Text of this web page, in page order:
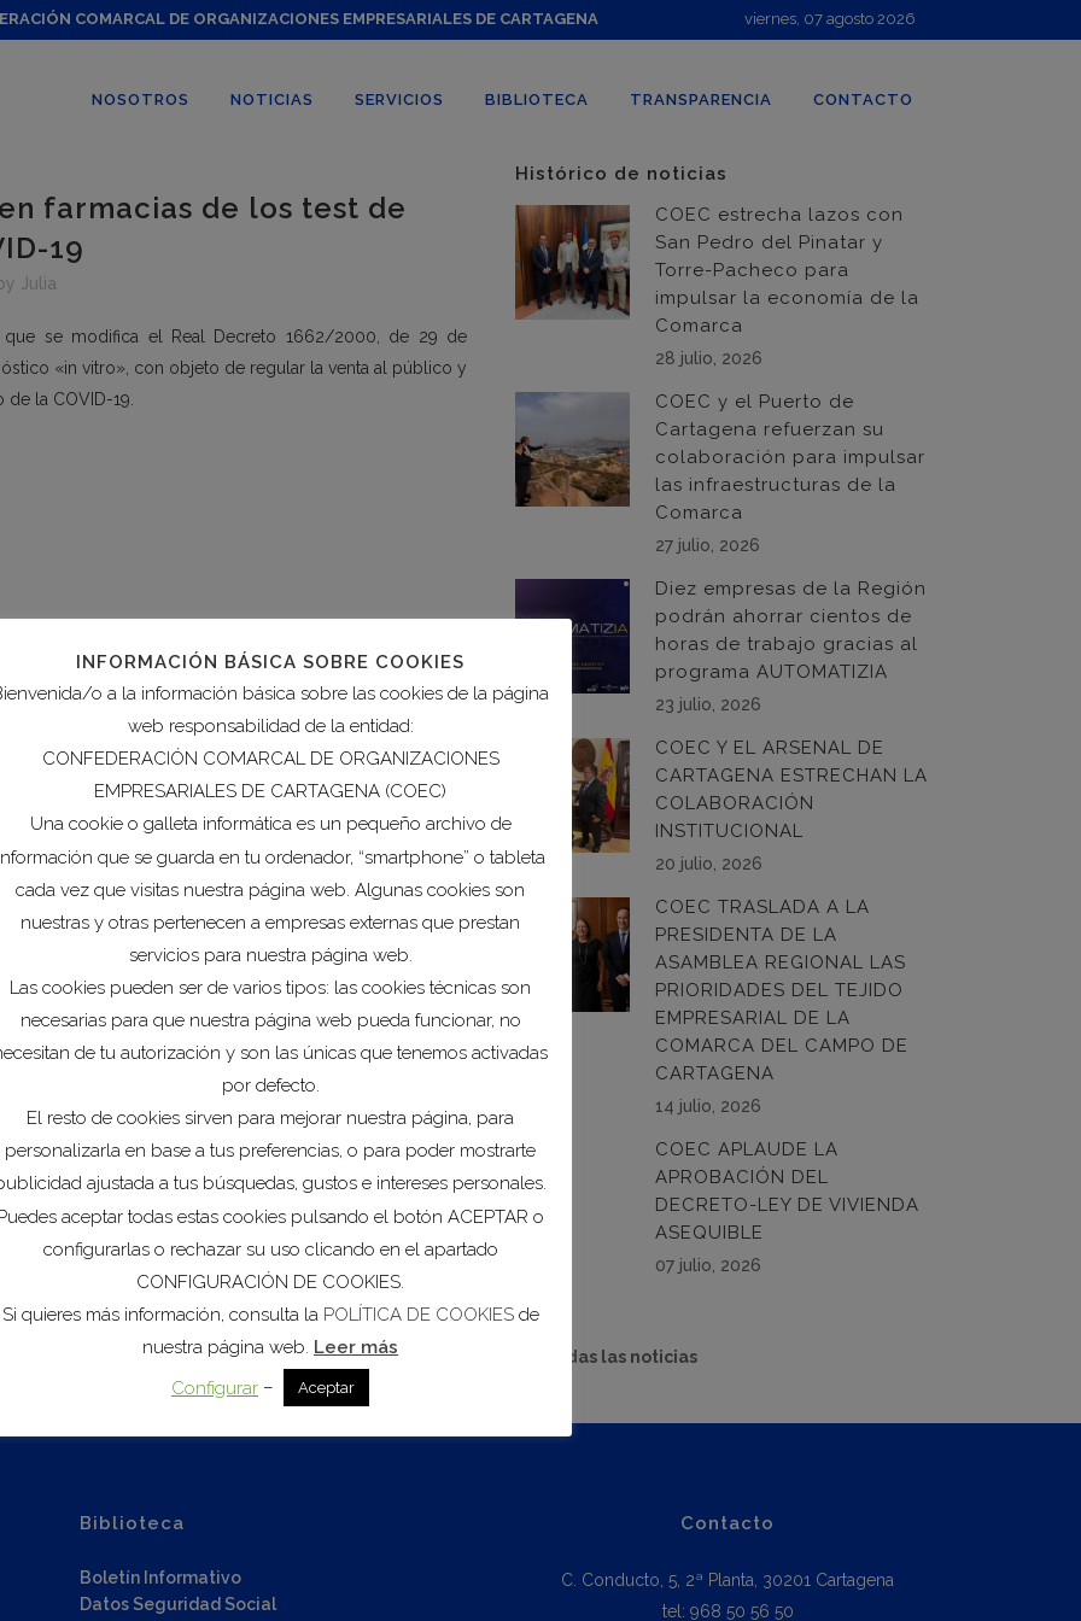
COMARCAL DE ORGANIZACIONES EMPRESARIALES DE CARTAGENA viernes, 07 agosto 2026
NOSOTROS NOTICIAS SERVICIOS BIBLIOTECA TRANSPARENCIA CONTACTO
farmacias de los test de
19
Julia
se modifica el Real Decreto 1662/2000, de 29 de
«in vitro», con objeto de regular la venta al público y
la COVID-19.
Histórico de noticias
COEC estrecha lazos con
San Pedro del Pinatar y
Torre-Pacheco para
impulsar la economía de la
Comarca
28 julio, 2026
COEC y el Puerto de
Cartagena refuerzan su
colaboración para impulsar
las infraestructuras de la
Comarca
27 julio, 2026
Diez empresas de la Región
podrán ahorrar cientos de
horas de trabajo gracias al
programa AUTOMATIZIA
23 julio, 2026
COEC Y EL ARSENAL DE
CARTAGENA ESTRECHAN LA
COLABORACIÓN
INSTITUCIONAL
20 julio, 2026
COEC TRASLADA A LA
PRESIDENTA DE LA
ASAMBLEA REGIONAL LAS
PRIORIDADES DEL TEJIDO
EMPRESARIAL DE LA
COMARCA DEL CAMPO DE
CARTAGENA
14 julio, 2026
COEC APLAUDE LA
APROBACIÓN DEL
DECRETO-LEY DE VIVIENDA
ASEQUIBLE
07 julio, 2026
Ver todas las noticias
Biblioteca
Boletín Informativo
Datos Seguridad Social
Contacto
C. Conducto, 5, 2ª Planta, 30201 Cartagena
tel: 968 50 56 50
INFORMACIÓN BÁSICA SOBRE COOKIES
o a la información básica sobre las cookies de la página
web responsabilidad de la entidad:
CONFEDERACIÓN COMARCAL DE ORGANIZACIONES
EMPRESARIALES DE CARTAGENA (COEC)
Una cookie o galleta informática es un pequeño archivo de
que se guarda en tu ordenador, “smartphone” o tableta
cada vez que visitas nuestra página web. Algunas cookies son
nuestras y otras pertenecen a empresas externas que prestan
servicios para nuestra página web.
Las cookies pueden ser de varios tipos: las cookies técnicas son
necesarias para que nuestra página web pueda funcionar, no
de tu autorización y son las únicas que tenemos activadas
por defecto.
El resto de cookies sirven para mejorar nuestra página, para
personalizarla en base a tus preferencias, o para poder mostrarte
ajustada a tus búsquedas, gustos e intereses personales.
aceptar todas estas cookies pulsando el botón ACEPTAR o
configurarlas o rechazar su uso clicando en el apartado
CONFIGURACIÓN DE COOKIES.
Si quieres más información, consulta la POLÍTICA DE COOKIESde
nuestra página web. Leer más
Configurar – Aceptar